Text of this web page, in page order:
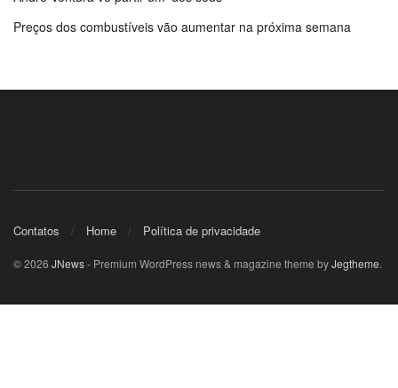
Preços dos combustíveis vão aumentar na próxima semana
Contatos Home Política de privacidade
© 2026 JNews- Premium WordPress news & magazine theme byJegtheme.